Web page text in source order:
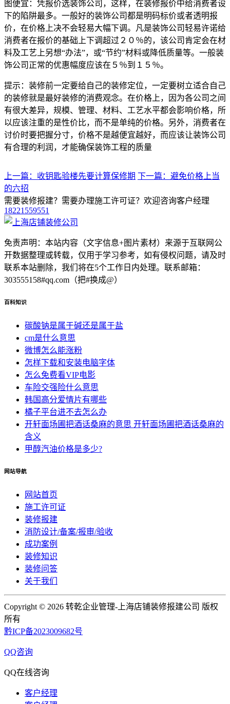
图便宜：凭报价选装饰公司，这样，在装修报价中给消费者设
下的陷阱最多。一般好的装饰公司都是明码标价或者透明报
价，在价格上决不会轻易大幅下调。凡是装饰公司轻易许诺给
消费者在报价的基础上下调超过２０％的，该公司肯定会在材
料及工艺上另想“办法”，或“节约”材料或降低质量等。一般装
饰公司正常的优惠幅度应该在５％到１５％。
提示：装修前一定要给自己的装修定位，一定要树立适合自己
的装修就是最好装修的消费观念。在价格上，因为各公司之间
有很大差异，规模、管理、材料、工艺水平都会影响价格，所
以应该注重的是性价比，而不是单纯的价格。另外，消费者在
讨价时要把握分寸，价格不是越便宜越好，而应该让装饰公司
有合理的利润，才能确保装饰工程的质量
上一篇：收钥匙验楼先要计算保修期 下一篇：避免价格上当
的六招
需要装修报建？需要办理施工许可证？欢迎咨询客户经理
18221559551
免责声明：本站内容（文字信息+图片素材）来源于互联网公
开数据整理或转载，仅用于学习参考，如有侵权问题，请及时
联系本站删除，我们将在5个工作日内处理。联系邮箱：
303555158#qq.com（把#换成@）
百科知识
碳酸钠是属于碱还是属于盐
cm是什么意思
微博怎么能涨粉
怎样下载和安装电脑字体
怎么免费看VIP电影
车险交强险什么意思
韩国高分爱情片有哪些
橘子平台进不去怎么办
开轩面场圃把酒话桑麻的意思 开轩面场圃把酒话桑麻的
含义
甲醇汽油价格是多少?
网站导航
网站首页
施工许可证
装修报建
消防设计/备案/报审/验收
成功案例
装修知识
装修问答
关于我们
Copyright © 2026 转乾企业管理-上海店铺装修报建公司 版权
所有
黔ICP备2023009682号
QQ咨询
QQ在线咨询
客户经理